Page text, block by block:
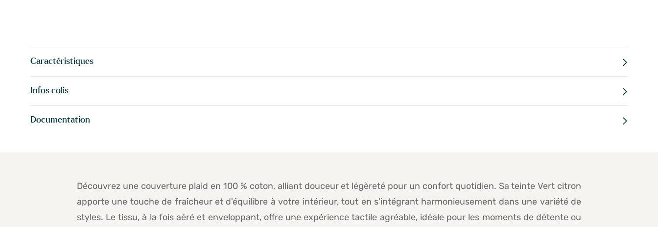
Caractéristiques
Infos colis
Documentation
Découvrez une couverture plaid en 100 % coton, alliant douceur et légèreté pour un confort quotidien. Sa teinte Vert citron
apporte une touche de fraîcheur et d'équilibre à votre intérieur, tout en s'intégrant harmonieusement dans une variété de
styles. Le tissu, à la fois aéré et enveloppant, offre une expérience tactile agréable, idéale pour les moments de détente ou